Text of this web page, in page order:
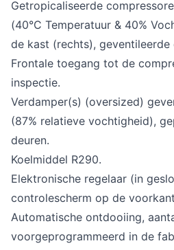
Getropicaliseerde
(40°C Temperatuur & 40%
de kast (rechts), geventileerde
Frontale toegang tot de
inspectie.
Verdamper(s) (oversized)
(87% relatieve vochtigheid),
deuren.
Koelmiddel R290.
Elektronische regelaar (in
controlescherm op de
Automatische ontdooiing,
voorgeprogrammeerd in de